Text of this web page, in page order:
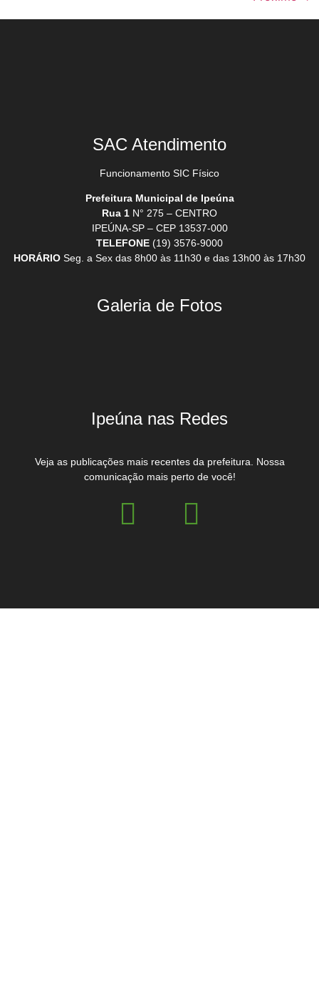
SAC Atendimento
Funcionamento SIC Físico
Prefeitura Municipal de Ipeúna
Rua 1 N° 275 – CENTRO
IPEÚNA-SP – CEP 13537-000
TELEFONE (19) 3576-9000
HORÁRIO Seg. a Sex das 8h00 às 11h30 e das 13h00 às 17h30
Galeria de Fotos
Ipeúna nas Redes
Veja as publicações mais recentes da prefeitura. Nossa
comunicação mais perto de você!